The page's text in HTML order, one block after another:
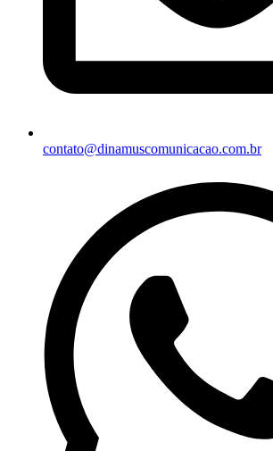
contato@dinamuscomunicacao.com.br